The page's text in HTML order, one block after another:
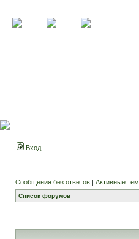
Вход
Сообщения без ответов | Активные
Список форумов